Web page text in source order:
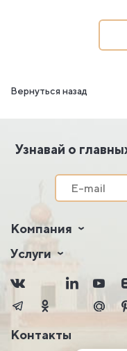
Вернуться назад
Узнавай о
Компания
Услуги
Контакты